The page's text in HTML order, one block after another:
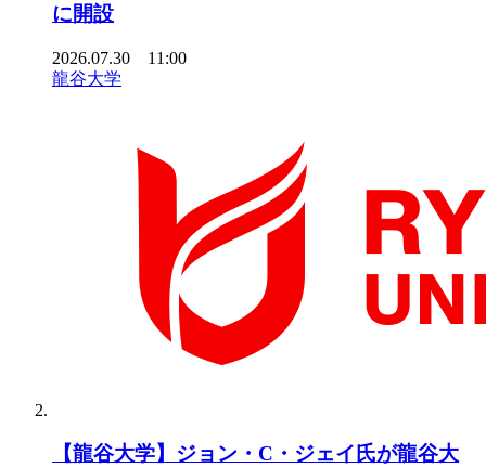
に開設
2026.07.30 11:00
龍谷大学
【龍谷大学】ジョン・C・ジェイ氏が龍谷大